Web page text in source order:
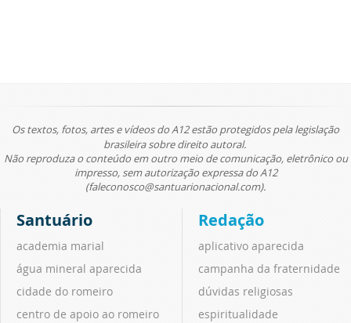
Os textos, fotos, artes e vídeos do A12 estão protegidos pela legislação
brasileira sobre direito autoral.
Não reproduza o conteúdo em outro meio de comunicação, eletrônico ou
impresso, sem autorização expressa do A12
(faleconosco@santuarionacional.com).
Santuário
academia marial
água mineral aparecida
cidade do romeiro
centro de apoio ao romeiro
Redação
aplicativo aparecida
campanha da fraternidade
dúvidas religiosas
espiritualidade